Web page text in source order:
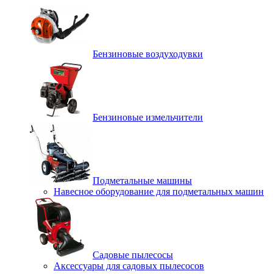
Бензиновые воздуходувки
Бензиновые измельчители
Подметальные машины
Навесное оборудование для подметальных машин
Садовые пылесосы
Аксессуары для садовых пылесосов